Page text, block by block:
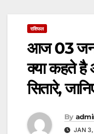
राशिफल
आज 03
क्या कहते
सितारे,
By
JAN